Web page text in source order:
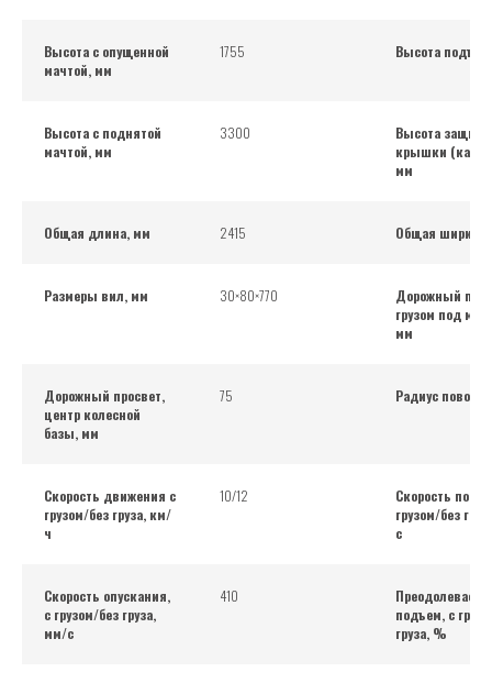
Высота с опущенной
мачтой, мм
1755 Высота
Высота с поднятой
мачтой, мм
3300
Высота
крышки
мм
Общая длина, мм 2415 Общая
Размеры вил, мм 30×80×770
Дорожный
грузом под
мм
Дорожный просвет,
центр колесной
базы, мм
75 Радиус
Скорость движения с
грузом/без груза, км/
ч
10/12
Скорость
грузом/без
с
Скорость опускания,
с грузом/без груза,
мм/с
410
подъем, с
груза, %